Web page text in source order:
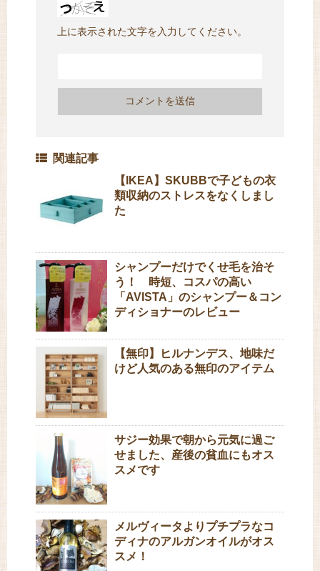
上に表示された文字を入力してください。
関連記事
【IKEA】SKUBBで子どもの衣
類収納のストレスをなくしまし
た
シャンプーだけでくせ毛を治そ
う！ 時短、コスパの高い
「AVISTA」のシャンプー＆コン
ディショナーのレビュー
【無印】ヒルナンデス、地味だ
けど人気のある無印のアイテム
サジー効果で朝から元気に過ご
せました、産後の貧血にもオス
スメです
メルヴィータよりプチプラなコ
ディナのアルガンオイルがオス
スメ！